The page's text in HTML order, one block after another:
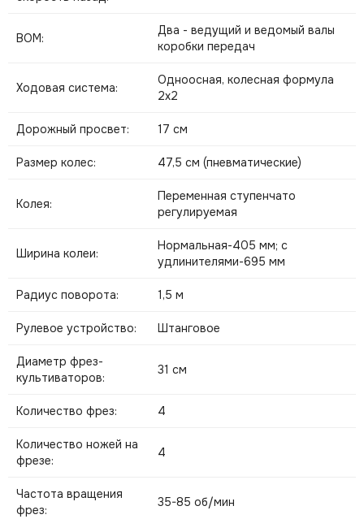
ВОМ:
Два - ведущий и ведомый валы
коробки передач
Ходовая система:
Одноосная, колесная формула
2х2
Дорожный просвет: 17 см
Размер колес: 47,5 см (пневматические)
Колея:
Переменная ступенчато
регулируемая
Ширина колеи:
Нормальная-405 мм; с
удлинителями-695 мм
Радиус поворота: 1,5 м
Рулевое устройство: Штанговое
Диаметр фрез-
культиваторов:
31 см
Количество фрез: 4
Количество ножей на
фрезе:
4
Частота вращения
фрез:
35-85 об/мин